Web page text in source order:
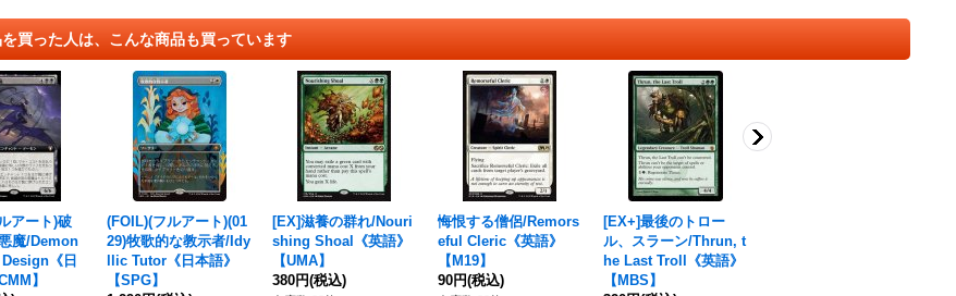
買った人は、こんな商品も買っています
アート)破
魔/Demon
《日
】
(FOIL)(フルアート)(01
29)牧歌的な教示者/Idy
llic Tutor《日本語》
【SPG】
[EX]滋養の群れ/Nouri
shing Shoal《英語》
【UMA】
380円(税込)
悔恨する僧侶/Remors
eful Cleric《英語》
【M19】
90円(税込)
[EX+]最後のトロー
ル、スラーン/Thrun, t
he Last Troll《英語》
【MBS】